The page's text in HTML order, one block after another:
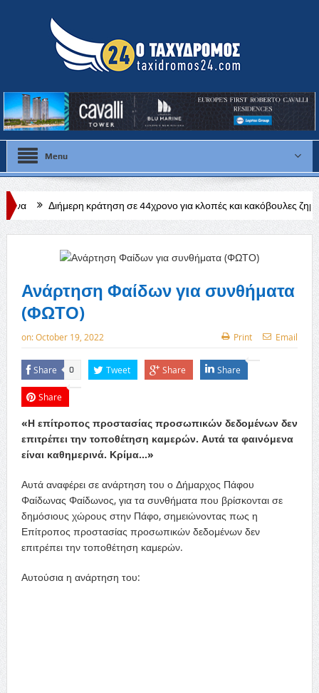
Menu
κράτηση σε 44χρονο για κλοπές και κακόβουλες ζημιές σε χωριά της
Ανάρτηση Φαίδων για συνθήματα
(ΦΩΤΟ)
on:October 19, 2022 Print Email
Share 0 Tweet Share Share
Share
«Η επίτροπος προστασίας προσωπικών δεδομένων δεν
επιτρέπει την τοποθέτηση καμερών. Αυτά τα φαινόμενα
είναι καθημερινά. Κρίμα…»
Αυτά αναφέρει σε ανάρτηση του ο Δήμαρχος Πάφου
Φαίδωνας Φαίδωνος, για τα συνθήματα που βρίσκονται σε
δημόσιους χώρους στην Πάφο, σημειώνοντας πως η
Επίτροπος προστασίας προσωπικών δεδομένων δεν
επιτρέπει την τοποθέτηση καμερών.
Αυτούσια η ανάρτηση του: